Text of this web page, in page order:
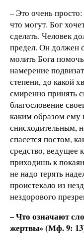
– Это очень
что могут. Бог
сделать. Человек
предел. Он должен
молить Бога
намерение
степени, до какой
смиренно принять
благословение
каким образом ему
снисходительным,
спасется постом,
средство, ведущее
приходишь к
не надо терять
проистекало из
нездорового
– Что означают
жертвы» (Мф. 9: